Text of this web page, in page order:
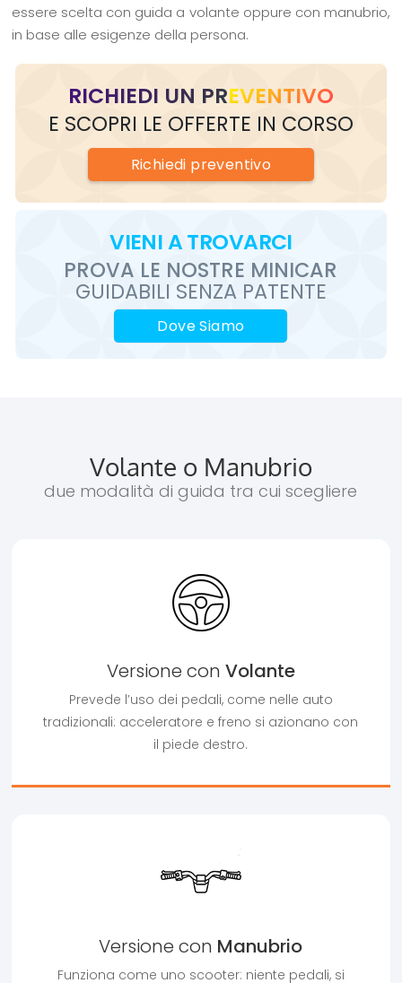
essere scelta con guida a volante oppure con manubrio,
in base alle esigenze della persona.
RICHIEDI UN PREVENTIVO
E SCOPRI LE OFFERTE IN CORSO
Richiedi preventivo
VIENIA TROVARCI
PROVA LE NOSTRE MINICAR
GUIDABILI SENZA PATENTE
Dove Siamo
Volante o Manubrio
due modalità di guida tra cui scegliere
Versione con Volante
Prevede l’uso dei pedali, come nelle auto
tradizionali: acceleratore e freno si azionano con
il piede destro.
Versione con Manubrio
Funziona come uno scooter: niente pedali, si